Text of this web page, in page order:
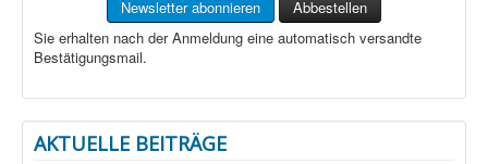
Sie erhalten nach der Anmeldung eine automatisch versandte
Bestätigungsmail.
AKTUELLE BEITRÄGE